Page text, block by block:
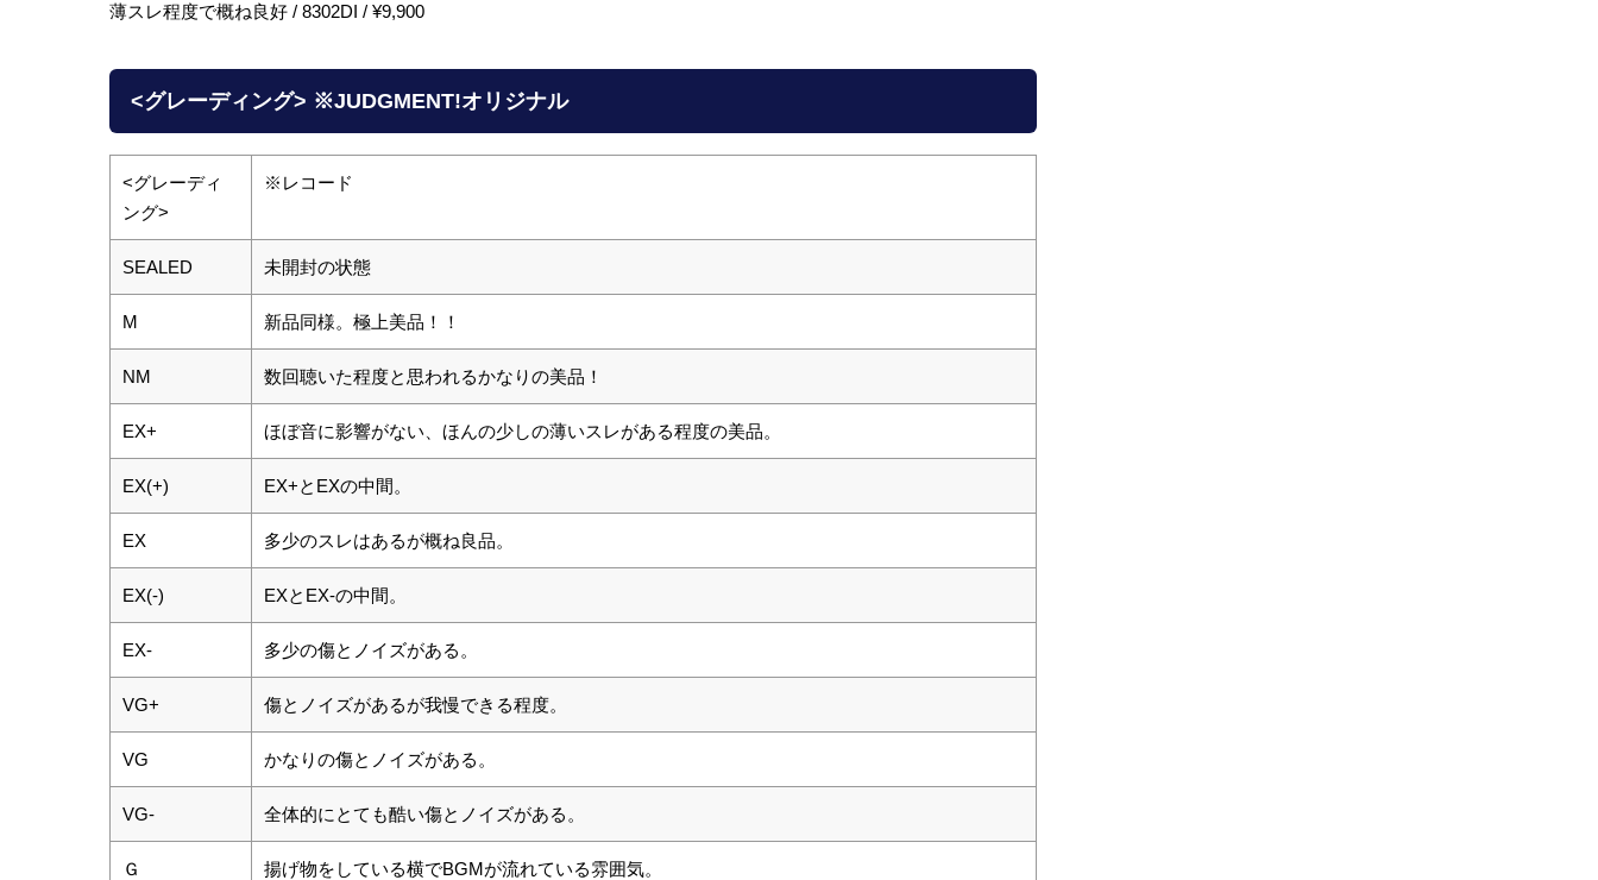
薄スレ程度で概ね良好 / 8302DI / ¥9,900
<グレーディング> ※JUDGMENT!オリジナル
<グレーディ
ング>
※レコード
SEALED 未開封の状態
M 新品同様。極上美品！！
NM 数回聴いた程度と思われるかなりの美品！
EX+ ほぼ音に影響がない、ほんの少しの薄いスレがある程度の美品。
EX(+) EX+とEXの中間。
EX 多少のスレはあるが概ね良品。
EX(-) EXとEX-の中間。
EX- 多少の傷とノイズがある。
VG+ 傷とノイズがあるが我慢できる程度。
VG かなりの傷とノイズがある。
VG- 全体的にとても酷い傷とノイズがある。
Ｇ 揚げ物をしている横でBGMが流れている雰囲気。